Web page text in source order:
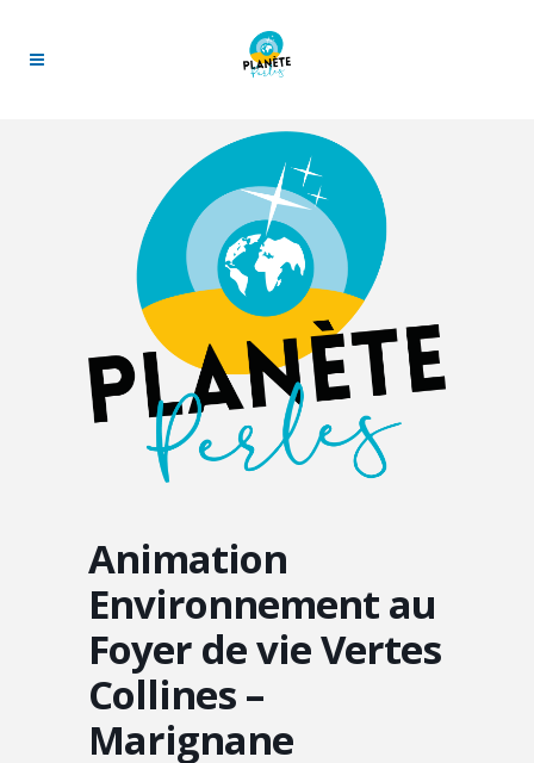
Animation
Environnement au
Foyer de vie Vertes
Collines –
Marignane